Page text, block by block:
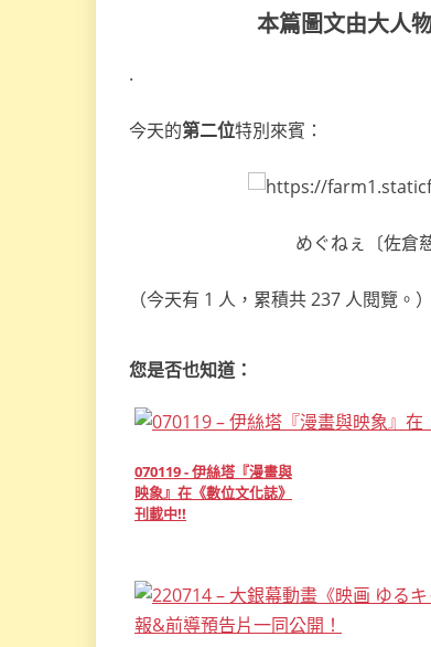
本篇圖文由大人
.
今天的第二位特別來賓：
めぐねぇ〔佐倉
（今天有 1 人，累積共 237 人閱覽。）
您是否也知道：
070119 - 伊絲塔『漫畫與
映象』在《數位文化誌》
刊載中!!